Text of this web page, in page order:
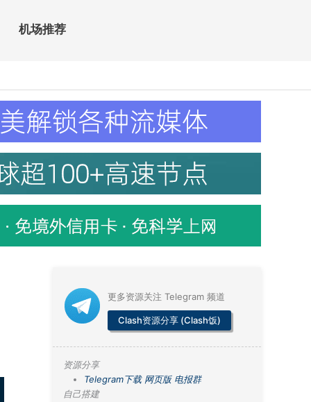
机场推荐
更多资源关注 Telegram 频道
Clash资源分享 (Clash饭)
资源分享
Telegram下载 网页版 电报群
自己搭建